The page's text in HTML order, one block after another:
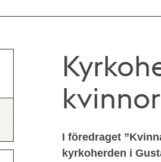
I föredraget
kyrkoherden i